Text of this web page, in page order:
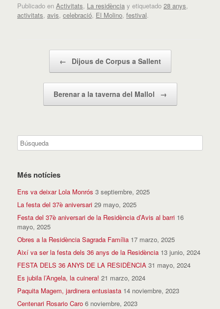
Publicado en Activitats, La residència y etiquetado 28 anys,
activitats, avis, celebració, El Molino, festival.
← Dijous de Corpus a Sallent
Berenar a la taverna del Mallol →
Més notícies
Ens va deixar Lola Monrós 3 septiembre, 2025
La festa del 37è aniversari 29 mayo, 2025
Festa del 37è aniversari de la Residència d’Avis al barri 16
mayo, 2025
Obres a la Residència Sagrada Família 17 marzo, 2025
Així va ser la festa dels 36 anys de la Residència 13 junio, 2024
FESTA DELS 36 ANYS DE LA RESIDÈNCIA 31 mayo, 2024
Es jubila l’Angela, la cuinera! 21 marzo, 2024
Paquita Magem, jardinera entusiasta 14 noviembre, 2023
Centenari Rosario Caro 6 noviembre, 2023